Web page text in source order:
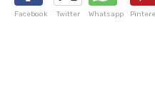
Facebook Twitter Whatsapp